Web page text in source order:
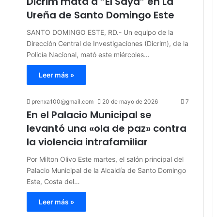
Ureña de Santo Domingo Este
SANTO DOMINGO ESTE, RD.- Un equipo de la
Dirección Central de Investigaciones (Dicrim), de la
Policía Nacional, mató este miércoles…
Leer más »
prenxa100@gmail.com 20 de mayo de 2026 7
En el Palacio Municipal se
levantó una «ola de paz» contra
la violencia intrafamiliar
Por Milton Olivo Este martes, el salón principal del
Palacio Municipal de la Alcaldía de Santo Domingo
Este, Costa del…
Leer más »